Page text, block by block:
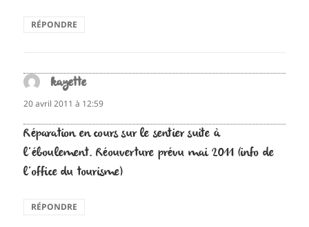
RÉPONDRE
kayettedit :
20 avril 2011 à 12:59
Réparation en cours sur le sentier suite à
l’éboulement. Réouverture prévu mai 2011 (info de
l’office du tourisme)
RÉPONDRE